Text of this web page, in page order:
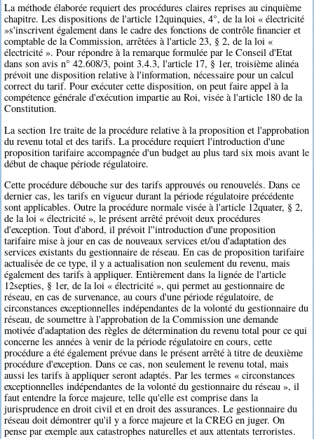
La méthode élaborée requiert des procédures claires reprises au cinquième
chapitre. Les dispositions de l'article 12quinquies, 4°, de la loi « électricité
»s'inscrivent également dans le cadre des fonctions de contrôle financier et
comptable de la Commission, arrêtées à l'article 23, § 2, de la loi «
électricité ». Pour répondre à la remarque formulée par le Conseil d'Etat
dans son avis n° 42.608/3, point 3.4.3, l'article 17, § 1er, troisième alinéa
prévoit une disposition relative à l'information, nécessaire pour un calcul
correct du tarif. Pour exécuter cette disposition, on peut faire appel à la
compétence générale d'exécution impartie au Roi, visée à l'article 180 de la
Constitution.
La section 1re traite de la procédure relative à la proposition et l'approbation
du revenu total et des tarifs. La procédure requiert l'introduction d'une
proposition tarifaire accompagnée d'un budget au plus tard six mois avant le
début de chaque période régulatoire.
Cette procédure débouche sur des tarifs approuvés ou renouvelés. Dans ce
dernier cas, les tarifs en vigueur durant la période régulatoire précédente
sont applicables. Outre la procédure normale visée à l'article 12quater, § 2,
de la loi « électricité », le présent arrêté prévoit deux procédures
d'exception. Tout d'abord, il prévoit l''introduction d'une proposition
tarifaire mise à jour en cas de nouveaux services et/ou d'adaptation des
services existants du gestionnaire de réseau. En cas de proposition tarifaire
actualisée de ce type, il y a actualisation non seulement du revenu, mais
également des tarifs à appliquer. Entièrement dans la lignée de l'article
12septies, § 1er, de la loi « électricité », qui permet au gestionnaire de
réseau, en cas de survenance, au cours d'une période régulatoire, de
circonstances exceptionnelles indépendantes de la volonté du gestionnaire du
réseau, de soumettre à l'approbation de la Commission une demande
motivée d'adaptation des règles de détermination du revenu total pour ce qui
concerne les années à venir de la période régulatoire en cours, cette
procédure a été également prévue dans le présent arrêté à titre de deuxième
procédure d'exception. Dans ce cas, non seulement le revenu total, mais
aussi les tarifs à appliquer seront adaptés. Par les termes « circonstances
exceptionnelles indépendantes de la volonté du gestionnaire du réseau », il
faut entendre la force majeure, telle qu'elle est comprise dans la
jurisprudence en droit civil et en droit des assurances. Le gestionnaire du
réseau doit démontrer qu'il y a force majeure et la CREG en juger. On
pense par exemple aux catastrophes naturelles et aux attentats terroristes.